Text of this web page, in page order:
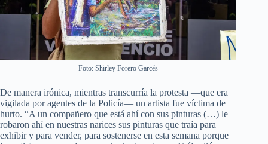
Foto: Shirley Forero Garcés
De manera irónica, mientras transcurría la protesta —que era
vigilada por agentes de la Policía— un artista fue víctima de
hurto. “A un compañero que está ahí con sus pinturas (…) le
robaron ahí en nuestras narices sus pinturas que traía para
exhibir y para vender, para sostenerse en esta semana porque